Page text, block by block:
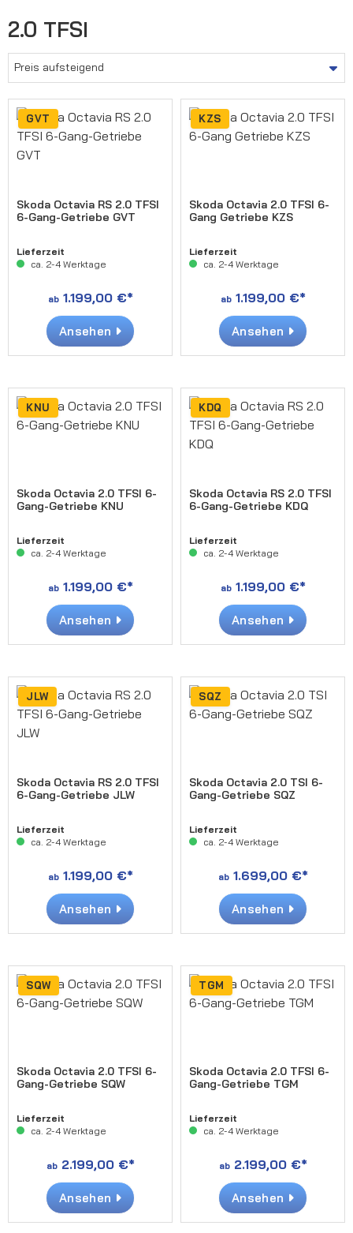
2.0 TFSI
GVT
Skoda Octavia RS 2.0 TFSI
6-Gang-Getriebe GVT
Lieferzeit
ca. 2-4 Werktage
ab1.199,00 €*
Ansehen
KZS
Skoda Octavia 2.0 TFSI 6-
Gang Getriebe KZS
Lieferzeit
ca. 2-4 Werktage
ab1.199,00 €*
Ansehen
KNU
Skoda Octavia 2.0 TFSI 6-
Gang-Getriebe KNU
Lieferzeit
ca. 2-4 Werktage
ab1.199,00 €*
Ansehen
KDQ
Skoda Octavia RS 2.0 TFSI
6-Gang-Getriebe KDQ
Lieferzeit
ca. 2-4 Werktage
ab1.199,00 €*
Ansehen
JLW
Skoda Octavia RS 2.0 TFSI
6-Gang-Getriebe JLW
Lieferzeit
ca. 2-4 Werktage
ab1.199,00 €*
Ansehen
SQZ
Skoda Octavia 2.0 TSI 6-
Gang-Getriebe SQZ
Lieferzeit
ca. 2-4 Werktage
ab1.699,00 €*
Ansehen
SQW
Skoda Octavia 2.0 TFSI 6-
Gang-Getriebe SQW
Lieferzeit
ca. 2-4 Werktage
ab2.199,00 €*
Ansehen
TGM
Skoda Octavia 2.0 TFSI 6-
Gang-Getriebe TGM
Lieferzeit
ca. 2-4 Werktage
ab2.199,00 €*
Ansehen